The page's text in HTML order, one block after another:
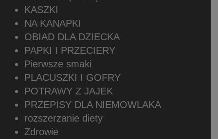
KASZKI
NA KANAPKI
OBIAD DLA DZIECKA
PAPKI I PRZECIERY
Pierwsze smaki
PLACUSZKI I GOFRY
POTRAWY Z JAJEK
PRZEPISY DLA NIEMOWLAKA
rozszerzanie diety
Zdrowie